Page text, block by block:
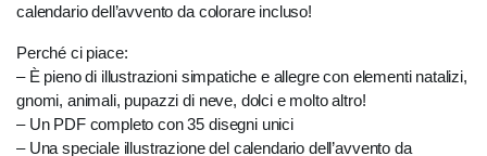
calendario dell’avvento da colorare incluso!
Perché ci piace:
– È pieno di illustrazioni simpatiche e allegre con elementi natalizi,
gnomi, animali, pupazzi di neve, dolci e molto altro!
– Un PDF completo con 35 disegni unici
– Una speciale illustrazione del calendario dell’avvento da